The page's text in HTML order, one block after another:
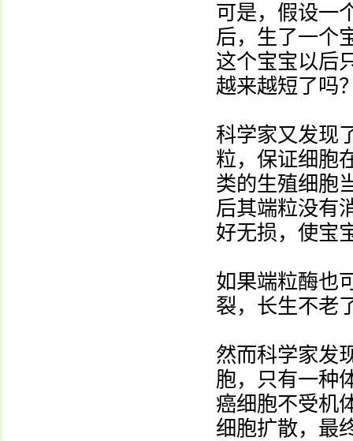
可是，假设一
后，生了一个
这个宝宝以后
越来越短了吗
科学家又发现
粒，保证细胞
类的生殖细胞
后其端粒没有
好无损，使宝
如果端粒酶也
裂，长生不老
然而科学家发
胞，只有一种
癌细胞不受机
细胞扩散，最